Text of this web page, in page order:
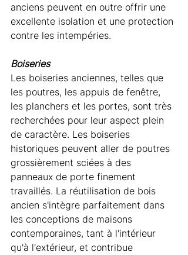
anciens peuvent en outre offrir une
excellente isolation et une protection
contre les intempéries.
Boiseries
Les boiseries anciennes, telles que
les poutres, les appuis de fenêtre,
les planchers et les portes, sont très
recherchées pour leur aspect plein
de caractère. Les boiseries
historiques peuvent aller de poutres
grossièrement sciées à des
panneaux de porte finement
travaillés. La réutilisation de bois
ancien s'intègre parfaitement dans
les conceptions de maisons
contemporaines, tant à l'intérieur
qu'à l'extérieur, et contribue